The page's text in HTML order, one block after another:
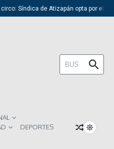
Síndica de Atizapán opta por el
Buscar:
DEPORTES